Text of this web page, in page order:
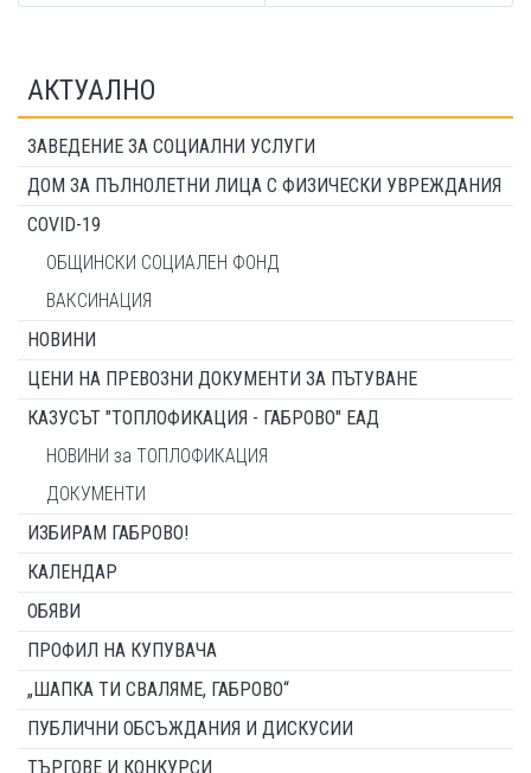
АКТУАЛНО
ЗАВЕДЕНИЕ ЗА СОЦИАЛНИ УСЛУГИ
ДОМ ЗА ПЪЛНОЛЕТНИ ЛИЦА С ФИЗИЧЕСКИ УВРЕЖДАНИЯ
COVID-19
ОБЩИНСКИ СОЦИАЛЕН ФОНД
ВАКСИНАЦИЯ
НОВИНИ
ЦЕНИ НА ПРЕВОЗНИ ДОКУМЕНТИ ЗА ПЪТУВАНЕ
КАЗУСЪТ "ТОПЛОФИКАЦИЯ - ГАБРОВО" ЕАД
НОВИНИ за ТОПЛОФИКАЦИЯ
ДОКУМЕНТИ
ИЗБИРАМ ГАБРОВО!
КАЛЕНДАР
ОБЯВИ
ПРОФИЛ НА КУПУВАЧА
„ШАПКА ТИ СВАЛЯМЕ, ГАБРОВО“
ПУБЛИЧНИ ОБСЪЖДАНИЯ И ДИСКУСИИ
ТЪРГОВЕ И КОНКУРСИ